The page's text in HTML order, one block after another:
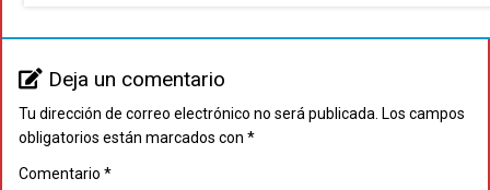
Deja un comentario
Tu dirección de correo electrónico no será publicada. Los campos
obligatorios están marcados con *
Comentario *